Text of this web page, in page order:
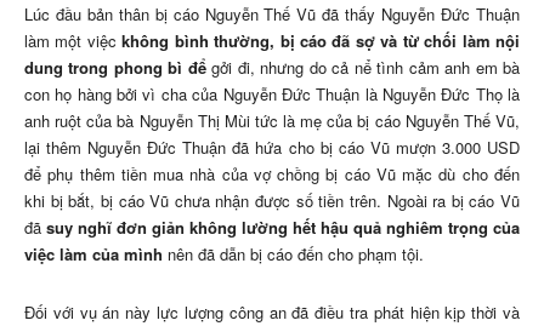
Lúc đầu bản thân bị cáo Nguyễn Thế Vũ đã thấy Nguyễn Đức Thuận
làm một việckhông bình thường, bị cáo đã sợ và từ chối làm nội
dung trong phong bì đểgởi đi, nhưng do cả nể tình cảm anh em bà
con họ hàng bởi vì cha của Nguyễn Đức Thuận là Nguyễn Đức Thọ là
anh ruột của bà Nguyễn Thị Mùi tức là mẹ của bị cáo Nguyễn Thế Vũ,
lại thêm Nguyễn Đức Thuận đã hứa cho bị cáo Vũ mượn 3.000 USD
để phụ thêm tiền mua nhà của vợ chồng bị cáo Vũ mặc dù cho đến
khi bị bắt, bị cáo Vũ chưa nhận được số tiền trên. Ngoài ra bị cáo Vũ
đã suy nghĩ đơn giản không lường hết hậu quả nghiêm trọng của
việc làm của mình nên đã dẫn bị cáo đến cho phạm tội.
Đối với vụ án này lực lượng công an đã điều tra phát hiện kịp thời và